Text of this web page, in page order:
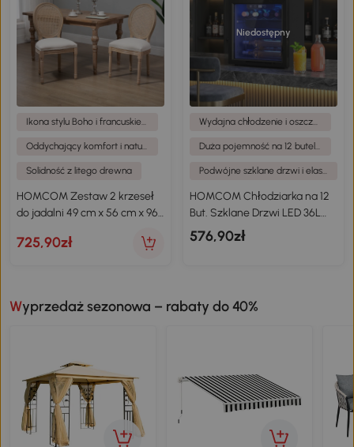
Solidność z litego drewna
HOMCOM Zestaw 2 krzeseł
do jadalni 49 cm x 56 cm x 96
725,90zł
Niedostępny
HOMCOM Chłodziarka na 12
But. Szklane Drzwi LED 36L
49cm
576,90zł
Wyprzedaż sezonowa – rabaty do 40%